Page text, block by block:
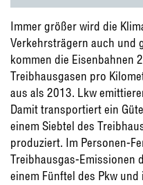
Immer größer wird die
Verkehrsträgern auch und
kommen die Eisenbahnen
Treibhausgasen pro
aus als 2013. Lkw
Damit transportiert ein
einem Siebtel des
produziert. Im Personen-
Treibhausgas-Emissionen
einem Fünftel des Pkw